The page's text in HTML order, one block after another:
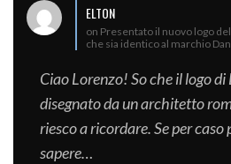
ELTON
on Presentato il nuovo logo
che sia identico al marchio
Ciao Lorenzo! So che il logo
disegnato da un architetto
riesco a ricordare. Se per
sapere…